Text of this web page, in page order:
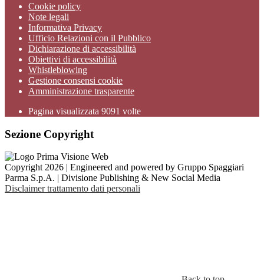
Cookie policy
Note legali
Informativa Privacy
Ufficio Relazioni con il Pubblico
Dichiarazione di accessibilità
Obiettivi di accessibilità
Whistleblowing
Gestione consensi cookie
Amministrazione trasparente
Pagina visualizzata 9091 volte
Sezione Copyright
Copyright 2026 | Engineered and powered by Gruppo Spaggiari
Parma S.p.A. | Divisione Publishing & New Social Media
Disclaimer trattamento dati personali